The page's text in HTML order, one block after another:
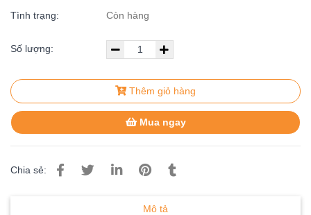
Tình trạng: Còn hàng
Số lượng:
Thêm giỏ hàng
Mua ngay
Chia sẻ:
Mô tả